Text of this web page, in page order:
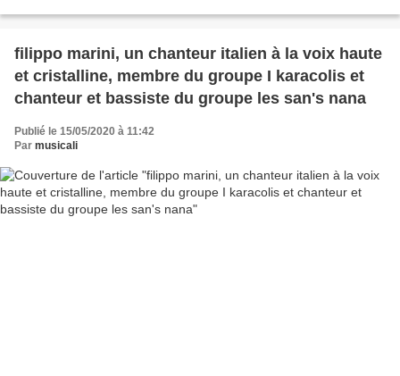
filippo marini, un chanteur italien à la voix haute
et cristalline, membre du groupe I karacolis et
chanteur et bassiste du groupe les san's nana
Publié le 15/05/2020 à 11:42
Par musicali